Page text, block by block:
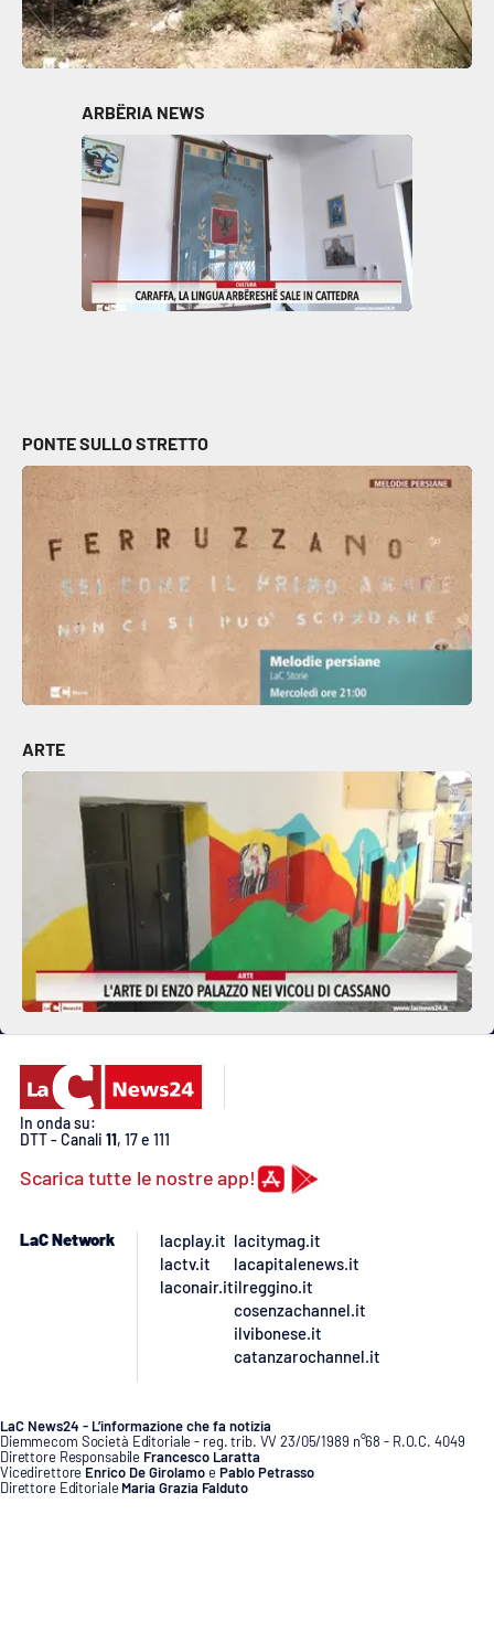
ARBËRIA NEWS
PONTE SULLO STRETTO
ARTE
In onda su:
DTT - Canali 11, 17 e 111
Scarica tutte le nostre app!
LaC Network
lacplay.it
lactv.it
laconair.it
lacitymag.it
lacapitalenews.it
ilreggino.it
cosenzachannel.it
ilvibonese.it
catanzarochannel.it
LaC News24 - L’informazione che fa notizia
Diemmecom Società Editoriale - reg. trib. VV 23/05/1989 n°68 - R.O.C. 4049
Direttore Responsabile Francesco Laratta
Vicedirettore Enrico De GirolamoePablo Petrasso
Direttore Editoriale Maria Grazia Falduto